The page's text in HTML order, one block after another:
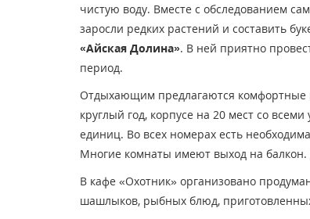
чистую воду. Вместе с обследованием
заросли редких растений и составить
«Айская Долина». В ней приятно
период.
Отдыхающим предлагаются комфортные
круглый год, корпусе на 20 мест со
единиц. Во всех номерах есть
Многие комнаты имеют выход на
В кафе «Охотник» организовано
шашлыков, рыбных блюд,